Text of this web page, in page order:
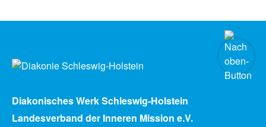
Diakonisches Werk Schleswig-Holstein
Landesverband der Inneren Mission e.V.